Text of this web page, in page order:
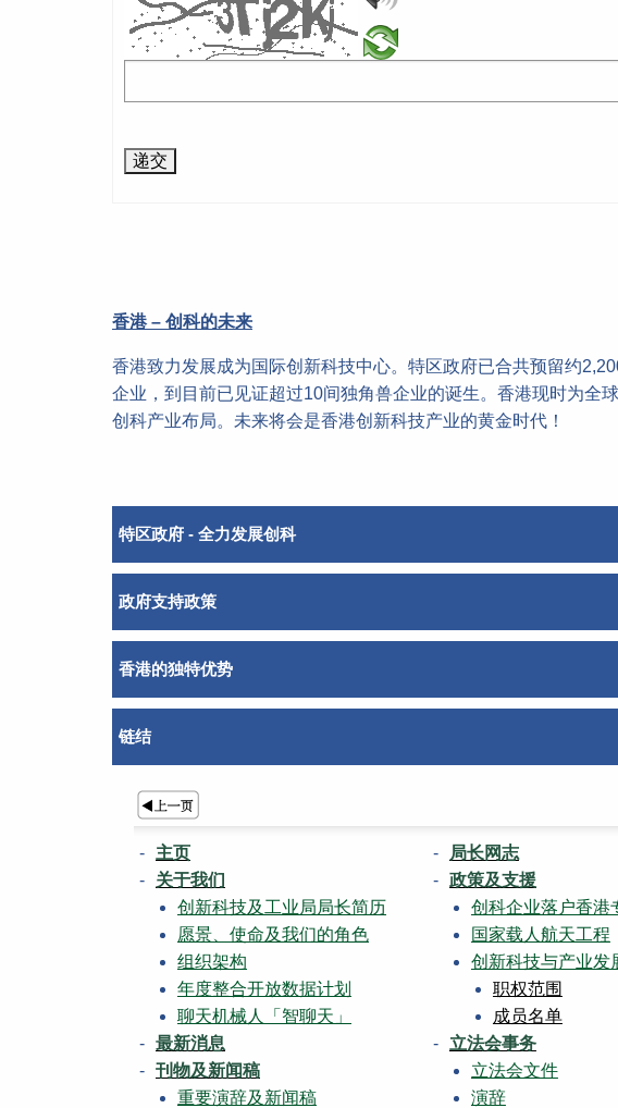
香港 – 创科的未来
香港致力发展成为国际创新科技中心。特区政府已合共预留约
企业，到目前已见证超过10间独角兽企业的诞生。香港现时为全
创科产业布局。未来将会是香港创新科技产业的黄金时代！
特区政府 - 全力发展创科
政府支持政策
香港的独特优势
链结
主页
关于我们
创新科技及工业局局长简历
愿景、使命及我们的角色
组织架构
年度整合开放数据计划
聊天机械人「智聊天」
最新消息
刊物及新闻稿
重要演辞及新闻稿
局长网志
政策及支援
创科企业落户香港
国家载人航天工程
创新科技与产业发
职权范围
成员名单
立法会事务
立法会文件
演辞